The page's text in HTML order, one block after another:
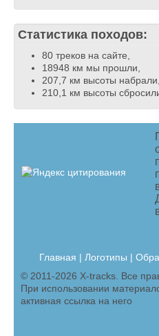
Статистика походов:
80 треков на сайте,
18948 км мы прошли,
207,7 км высоты набрали,
210,1 км высоты
Главная | Логотипы |
© 2011-2026 X-tracks. Все
При использовании
активная ссылка на него